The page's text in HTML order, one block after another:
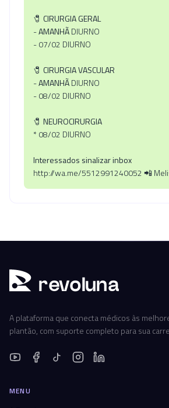
🧷 CIRURGIA GERAL
-AMANHÃDIURNO
- 07/02 DIURNO
🧷 CIRURGIA VASCULAR
-AMANHÃDIURNO
- 08/02 DIURNO
🧷 NEUROCIRURGIA
* 08/02 DIURNO
Interessados sinalizar inbox
http://wa.me/5512991240052 📲
revoluna
A plataforma que conecta médicos às
plantão, com suporte completo para sua
MENU